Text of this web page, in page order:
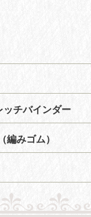
チバインダー
編みゴム）